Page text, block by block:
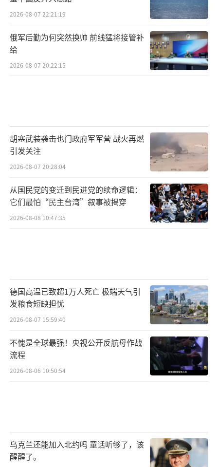
2026-08-07 22:21:19
俄军后勤为何突然换帅 前线猛将接管补
给
2026-08-07 20:22:15
胡塞武装袭击也门政府军军营 战火再燃
引发关注
2026-08-07 20:28:04
从国民党的变迁到民进党的续命逻辑：
它们最怕“民主台湾”叙事被揭穿
2026-08-08 10:47:35
德国高温已致超1万人死亡 极端天气引
发粮食短缺担忧
2026-08-07 15:59:40
不愧是全球最强！央视公开反航母作战
流程
2026-08-06 10:50:54
乌克兰还能加入北约吗 童话听够了，该
醒醒了。